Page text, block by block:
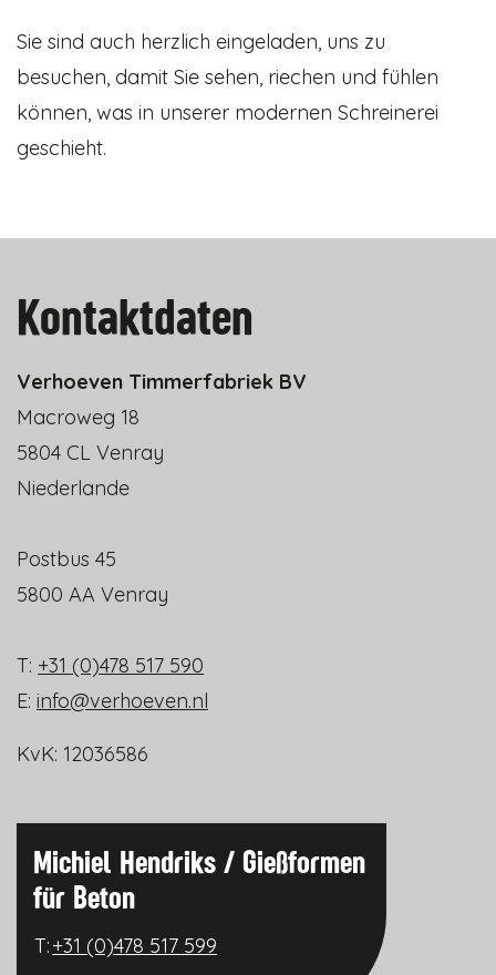
Sie sind auch herzlich eingeladen, uns zu
besuchen, damit Sie sehen, riechen und fühlen
können, was in unserer modernen Schreinerei
geschieht.
Kontaktdaten
Verhoeven Timmerfabriek BV
Macroweg 18
5804 CL Venray
Niederlande
Postbus 45
5800 AA Venray
T: +31 (0)478 517 590
E: info@verhoeven.nl
KvK: 12036586
Michiel Hendriks / Gießformen
für Beton
T:+31 (0)478 517 599